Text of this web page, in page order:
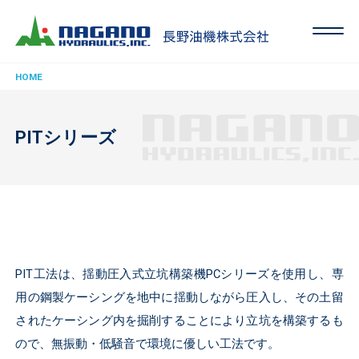
HOME
PITシリーズ
PIT工法は、揺動圧入式立坑構築機PCシリーズを使用し、専
用の鋼製ケーシングを地中に揺動しながら圧入し、その土留
されたケーシング内を掘削することにより立坑を構築するも
ので、無振動・低騒音で環境に優しい工法です。